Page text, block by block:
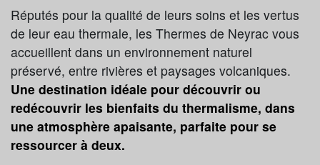
Réputés pour la qualité de leurs soins et les vertus
de leur eau thermale, les Thermes de Neyrac vous
accueillent dans un environnement naturel
préservé, entre rivières et paysages volcaniques.
Une destination idéale pour découvrir ou
redécouvrir les bienfaits du thermalisme, dans
une atmosphère apaisante, parfaite pour se
ressourcer à deux.